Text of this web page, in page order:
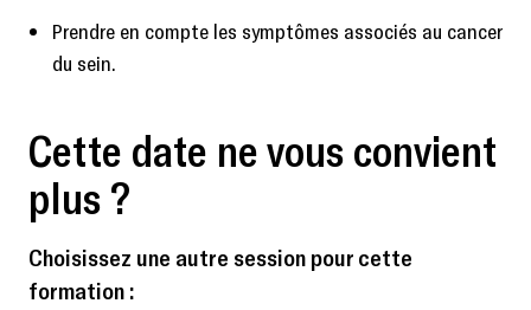
Cette date ne vous convient
plus ?
Choisissez une autre session pour cette
formation :
Prendre en compte les symptômes associés au cancer
du sein.